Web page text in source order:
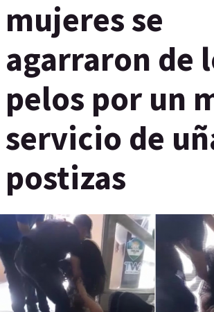
mujeres se
agarraron de
pelos por un
servicio de
postizas